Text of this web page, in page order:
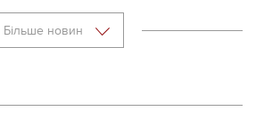
Більше новин